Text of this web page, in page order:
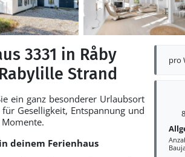
pro
3331 in Råby
Strand
ein ganz besonderer Urlaubsort
Geselligkeit, Entspannung und
deinem Ferienhaus